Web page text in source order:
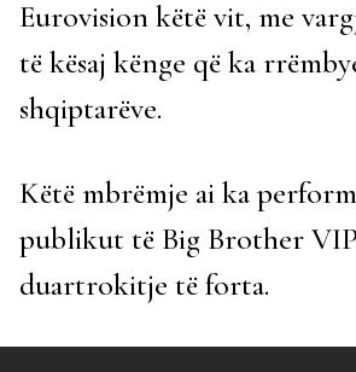
Eurovision këtë vit, me
të kësaj kënge që ka
shqiptarëve.
Këtë mbrëmje ai ka
publikut të Big Brother
duartrokitje të forta.